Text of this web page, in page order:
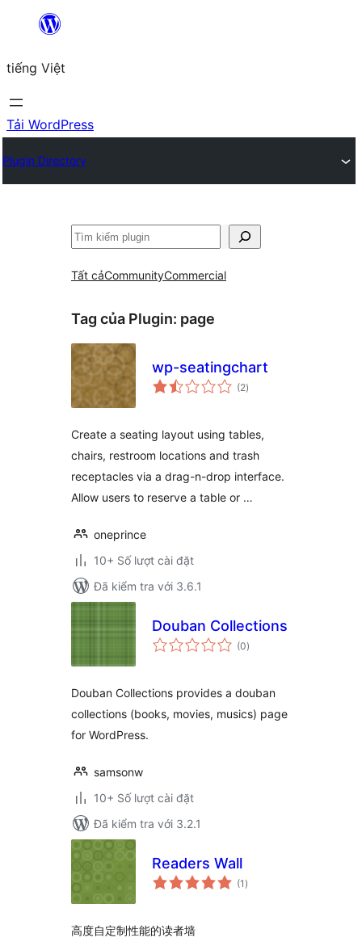
Chuyển
phần
nội
dung
tiếng Việt
Tải WordPress
Plugin Directory
Tìm
Tất cảCommunityCommercial
Tag của Plugin: page
wp-seatingchart
(2tổng
đánh
)
Create a seating layout using tables,
chairs, restroom locations and trash
receptacles via a drag-n-drop interface.
Allow users to reserve a table or …
oneprince
10+ Số lượt cài đặt
Đã kiểm tra với 3.6.1
Douban Collections
(0tổng
đánh
)
Douban Collections provides a douban
collections (books, movies, musics) page
for WordPress.
samsonw
10+ Số lượt cài đặt
Đã kiểm tra với 3.2.1
Readers Wall
(1 tổng
đánh
)
高度自定制性能的读者墙